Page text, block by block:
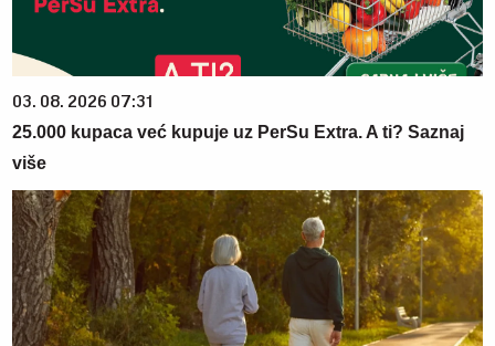
03. 08. 2026 07:31
25.000 kupaca već kupuje uz PerSu Extra. A ti? Saznaj
više